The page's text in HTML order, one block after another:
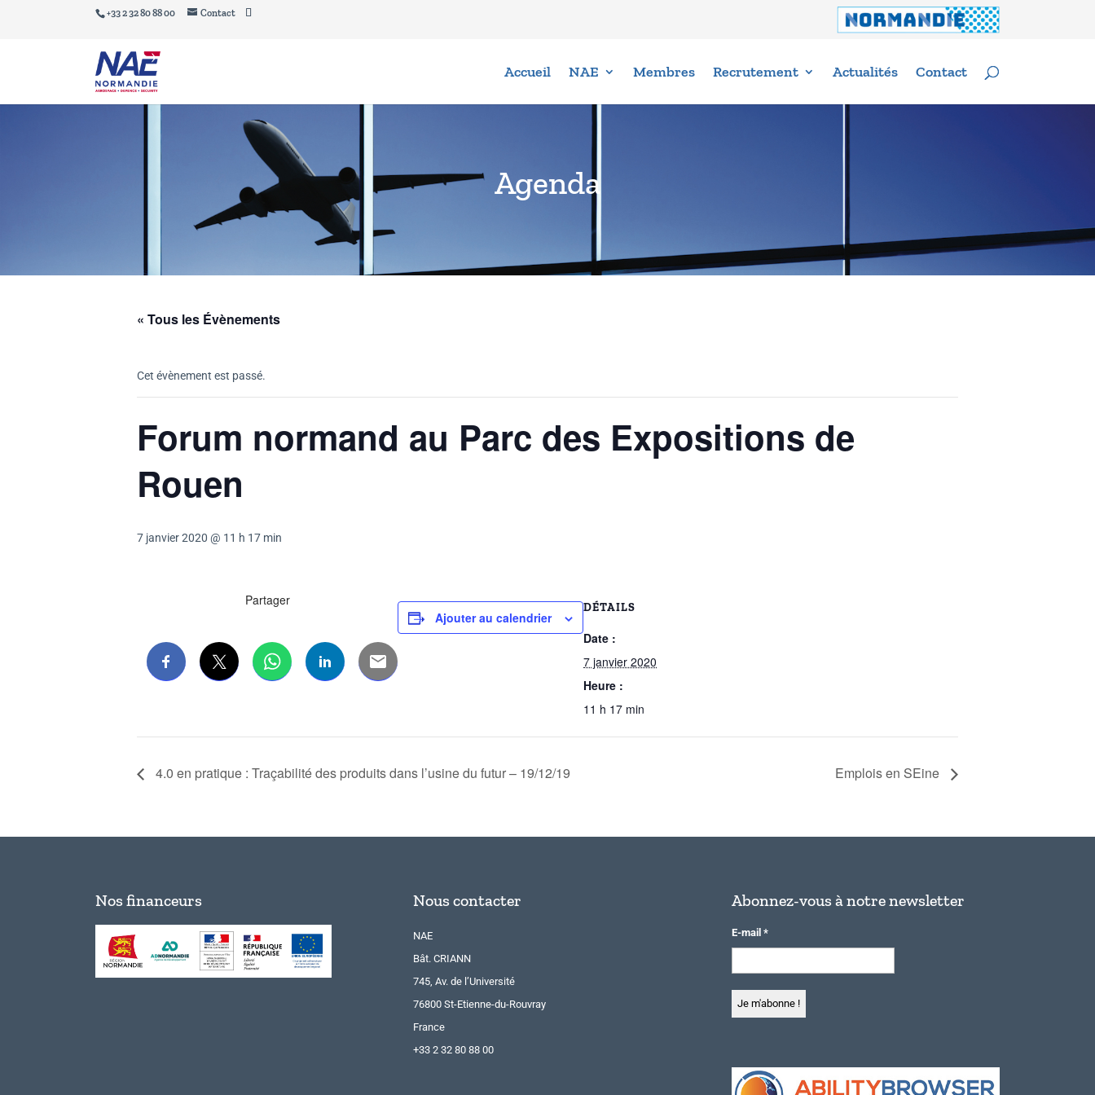
+33 2 32 80 88 00 Contact
Accueil NAE Membres Recrutement Actualités Contact
Agenda
« Tous les Évènements
Cet évènement est passé.
Forum normand au Parc des Expositions de
Rouen
7 janvier 2020 @ 11 h 17 min
Partager
Ajouter au calendrier
DÉTAILS
Date :
7 janvier 2020
Heure :
11 h 17 min
4.0 en pratique : Traçabilité des produits dans l’usine du futur – 19/12/19 Emplois en SEine
Nos financeurs Nous contacter
NAE
Bât. CRIANN
745, Av. de l’Université
76800 St-Etienne-du-Rouvray
France
+33 2 32 80 88 00
Abonnez-vous à notre newsletter
E-mail *